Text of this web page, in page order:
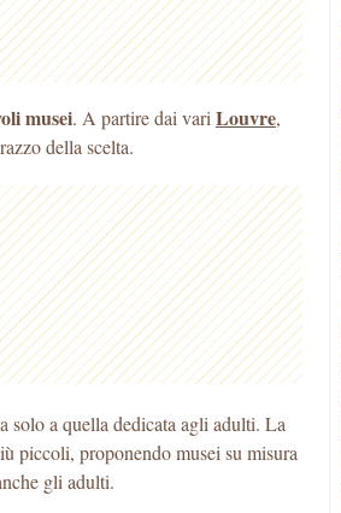
musei. A partire dai vari Louvre,
della scelta.
solo a quella dedicata agli adulti. La
piccoli, proponendo musei su misura
gli adulti.